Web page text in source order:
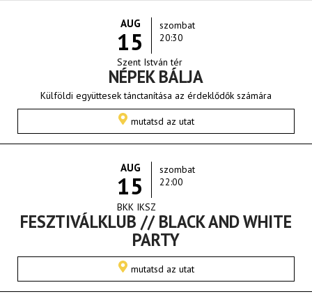
AUG
15
szombat
20:30
Szent István tér
NÉPEK BÁLJA
Külföldi együttesek tánctanítása az érdeklődők számára
mutatsd az utat
AUG
15
szombat
22:00
BKK IKSZ
FESZTIVÁLKLUB // BLACK AND WHITE
PARTY
mutatsd az utat